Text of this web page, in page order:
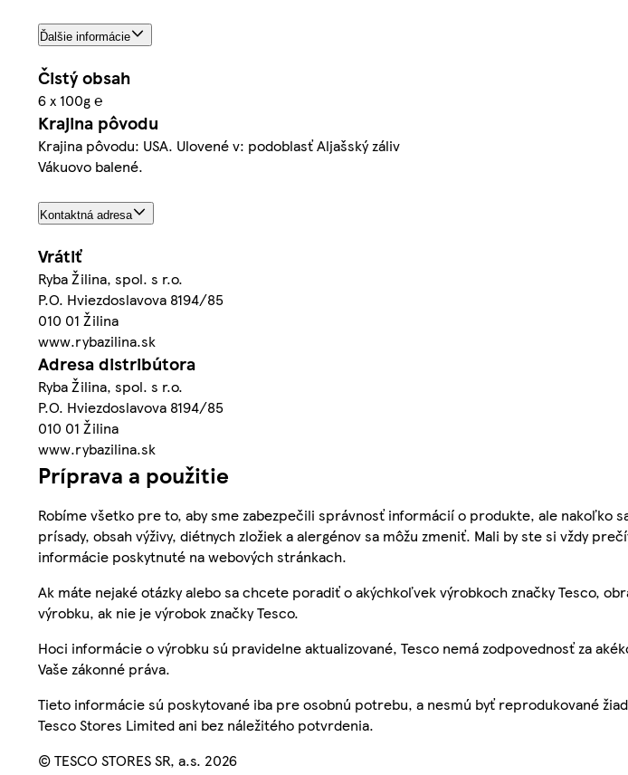
Ďalšie informácie
Čistý obsah
6 x 100g ℮
Krajina pôvodu
Krajina pôvodu: USA. Ulovené v: podoblasť Aljašský záliv
Vákuovo balené.
Kontaktná adresa
Vrátiť
Ryba Žilina, spol. s r.o.
P.O. Hviezdoslavova 8194/85
010 01 Žilina
www.rybazilina.sk
Adresa distribútora
Ryba Žilina, spol. s r.o.
P.O. Hviezdoslavova 8194/85
010 01 Žilina
www.rybazilina.sk
Príprava a použitie
Robíme všetko pre to, aby sme zabezpečili správnosť informácií o produkte, ale nakoľko
prísady, obsah výživy, diétnych zložiek a alergénov sa môžu zmeniť. Mali by ste si vždy
informácie poskytnuté na webových stránkach.
Ak máte nejaké otázky alebo sa chcete poradiť o akýchkoľvek výrobkoch značky Tesco,
výrobku, ak nie je výrobok značky Tesco.
Hoci informácie o výrobku sú pravidelne aktualizované, Tesco nemá zodpovednosť za
Vaše zákonné práva.
Tieto informácie sú poskytované iba pre osobnú potrebu, a nesmú byť reprodukované
Tesco Stores Limited ani bez náležitého potvrdenia.
© TESCO STORES SR, a.s. 2026